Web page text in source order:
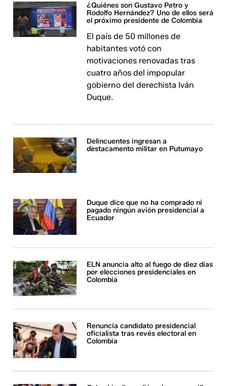
¿Quiénes son Gustavo Petro y
Rodolfo Hernández? Uno de ellos será
el próximo presidente de Colombia
El país de 50 millones de
habitantes votó con
motivaciones renovadas tras
cuatro años del impopular
gobierno del derechista Iván
Duque.
Delincuentes ingresan a
destacamento militar en Putumayo
Duque dice que no ha comprado ni
pagado ningún avión presidencial a
Ecuador
ELN anuncia alto al fuego de diez días
por elecciones presidenciales en
Colombia
Renuncia candidato presidencial
oficialista tras revés electoral en
Colombia